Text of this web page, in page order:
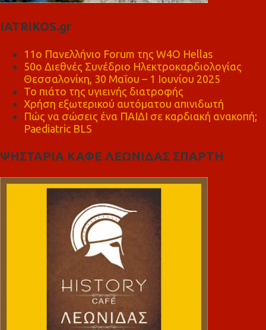
IATRIKOS.gr
11ο Πανελλήνιο Forum της W4O Hellas
50ο Διεθνές Συνέδριο Ηλεκτροκαρδιολογίας
Θεσσαλονίκη, 30 Μαΐου – 1 Ιουνίου 2025
Το πιάτο της υγιεινής διατροφής
Χρήση εξωτερικού αυτόματου απινιδωτή
Πώς να σώσεις ένα ΠΑΙΔΙ σε καρδιακή ανακοπή;
Paediatric BLS
ΨΗΣΤΑΡΙΑ ΚΑΦΕ ΛΕΩΝΙΔΑΣ ΣΠΑΡΤΗ